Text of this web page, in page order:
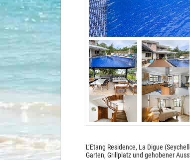
L’Etang Residence, La Digue
Garten, Grillplatz und gehobener